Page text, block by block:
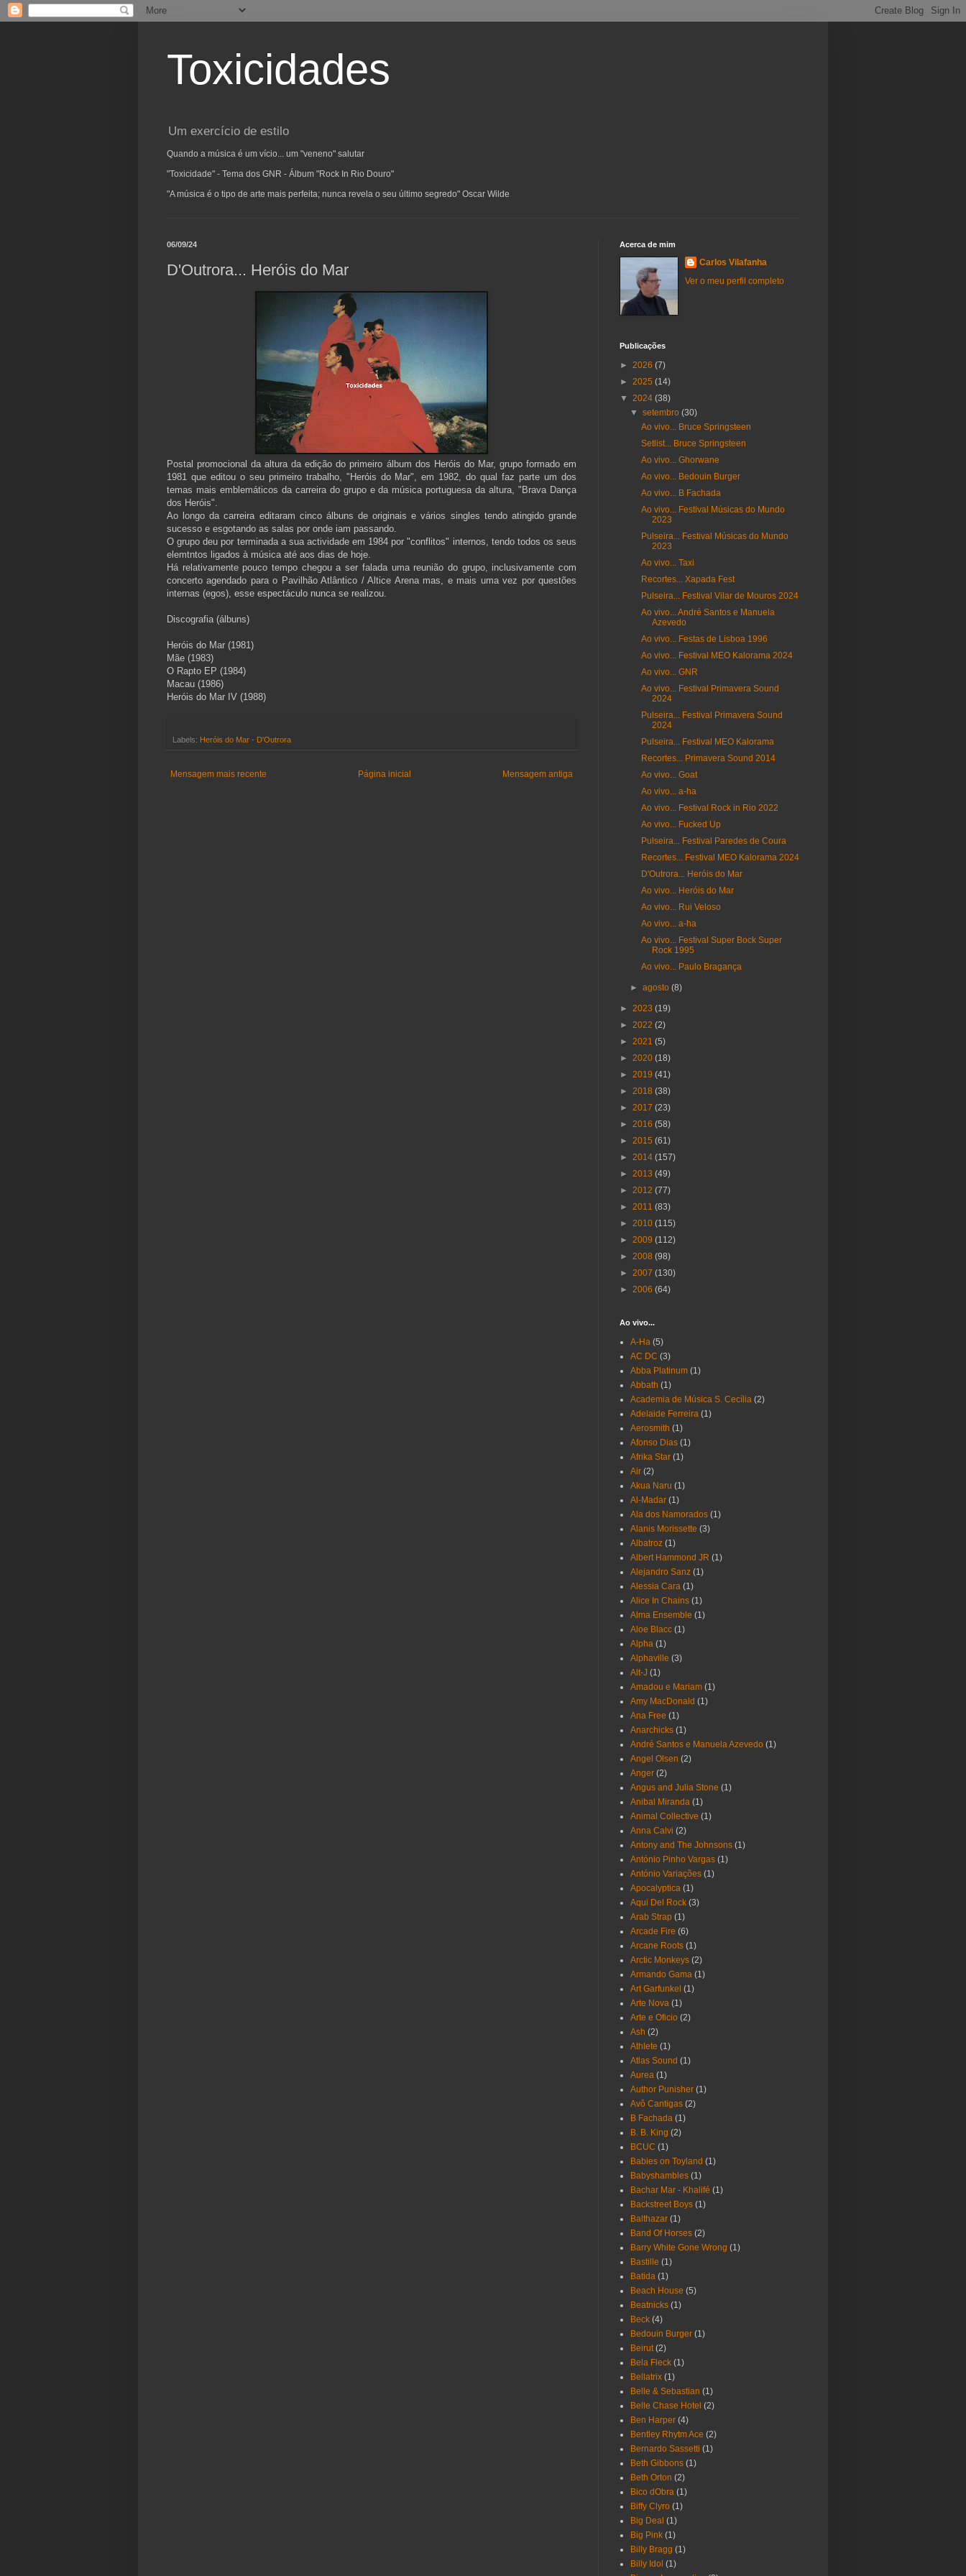
Toxicidades
Um exercício de estilo
Quando a música é um vício... um "veneno" salutar
"Toxicidade" - Tema dos GNR - Álbum "Rock In Rio Douro"
"A música é o tipo de arte mais perfeita; nunca revela o seu último segredo" Oscar Wilde
06/09/24
D'Outrora... Heróis do Mar
Postal promocional da altura da edição do primeiro álbum dos Heróis do Mar, grupo formado em
1981 que editou o seu primeiro trabalho, "Heróis do Mar", em 1982, do qual faz parte um dos
temas mais emblemáticos da carreira do grupo e da música portuguesa da altura, "Brava Dança
dos Heróis".
Ao longo da carreira editaram cinco álbuns de originais e vários singles tendo atingido grande
sucesso e esgotando as salas por onde iam passando.
O grupo deu por terminada a sua actividade em 1984 por "conflitos" internos, tendo todos os seus
elemtntos ligados à música até aos dias de hoje.
Há relativamente pouco tempo chegou a ser falada uma reunião do grupo, inclusivamente com
concerto agendado para o Pavilhão Atlântico / Altice Arena mas, e mais uma vez por questões
internas (egos), esse espectáculo nunca se realizou.
Discografia (álbuns)
Heróis do Mar (1981)
Mãe (1983)
O Rapto EP (1984)
Macau (1986)
Heróis do Mar IV (1988)
Labels: Heróis do Mar - D'Outrora
Mensagem mais recente Mensagem antiga
Página inicial
Acerca de mim
Carlos Vilafanha
Ver o meu perfil completo
Publicações
► 2026 (7)
► 2025 (14)
▼ 2024 (38)
▼setembro(30)
Ao vivo... Bruce Springsteen
Setlist... Bruce Springsteen
Ao vivo... Ghorwane
Ao vivo... Bedouin Burger
Ao vivo... B Fachada
Ao vivo... Festival Músicas do Mundo
2023
Pulseira... Festival Músicas do Mundo
2023
Ao vivo... Taxi
Recortes... Xapada Fest
Pulseira... Festival Vilar de Mouros 2024
Ao vivo... André Santos e Manuela
Azevedo
Ao vivo... Festas de Lisboa 1996
Ao vivo... Festival MEO Kalorama 2024
Ao vivo... GNR
Ao vivo... Festival Primavera Sound
2024
Pulseira... Festival Primavera Sound
2024
Pulseira... Festival MEO Kalorama
Recortes... Primavera Sound 2014
Ao vivo... Goat
Ao vivo... a-ha
Ao vivo... Festival Rock in Rio 2022
Ao vivo... Fucked Up
Pulseira... Festival Paredes de Coura
Recortes... Festival MEO Kalorama 2024
D'Outrora... Heróis do Mar
Ao vivo... Heróis do Mar
Ao vivo... Rui Veloso
Ao vivo... a-ha
Ao vivo... Festival Super Bock Super
Rock 1995
Ao vivo... Paulo Bragança
►agosto(8)
► 2023 (19)
► 2022 (2)
► 2021 (5)
► 2020 (18)
► 2019 (41)
► 2018 (38)
► 2017 (23)
► 2016 (58)
► 2015 (61)
► 2014 (157)
► 2013 (49)
► 2012 (77)
► 2011 (83)
► 2010 (115)
► 2009 (112)
► 2008 (98)
► 2007 (130)
► 2006 (64)
Ao vivo...
A-Ha (5)
AC DC (3)
Abba Platinum (1)
Abbath (1)
Academia de Música S. Cecília (2)
Adelaide Ferreira (1)
Aerosmith (1)
Afonso Dias (1)
Afrika Star (1)
Air (2)
Akua Naru (1)
Al-Madar (1)
Ala dos Namorados (1)
Alanis Morissette (3)
Albatroz (1)
Albert Hammond JR (1)
Alejandro Sanz (1)
Alessia Cara (1)
Alice In Chains (1)
Alma Ensemble (1)
Aloe Blacc (1)
Alpha (1)
Alphaville (3)
Alt-J (1)
Amadou e Mariam (1)
Amy MacDonald (1)
Ana Free (1)
Anarchicks (1)
André Santos e Manuela Azevedo (1)
Angel Olsen (2)
Anger (2)
Angus and Julia Stone (1)
Anibal Miranda (1)
Animal Collective (1)
Anna Calvi (2)
Antony and The Johnsons (1)
António Pinho Vargas (1)
António Variações (1)
Apocalyptica (1)
Aqui Del Rock (3)
Arab Strap (1)
Arcade Fire (6)
Arcane Roots (1)
Arctic Monkeys (2)
Armando Gama (1)
Art Garfunkel (1)
Arte Nova (1)
Arte e Oficio (2)
Ash (2)
Athlete (1)
Atlas Sound (1)
Aurea (1)
Author Punisher (1)
Avô Cantigas (2)
B Fachada (1)
B. B. King (2)
BCUC (1)
Babies on Toyland (1)
Babyshambles (1)
Bachar Mar - Khalifé (1)
Backstreet Boys (1)
Balthazar (1)
Band Of Horses (2)
Barry White Gone Wrong (1)
Bastille (1)
Batida (1)
Beach House (5)
Beatnicks (1)
Beck (4)
Bedouin Burger (1)
Beirut (2)
Bela Fleck (1)
Bellatrix (1)
Belle & Sebastian (1)
Belle Chase Hotel (2)
Ben Harper (4)
Bentley Rhytm Ace (2)
Bernardo Sassetti (1)
Beth Gibbons (1)
Beth Orton (2)
Bico dObra (1)
Biffy Clyro (1)
Big Deal (1)
Big Pink (1)
Billy Bragg (1)
Billy Idol (1)